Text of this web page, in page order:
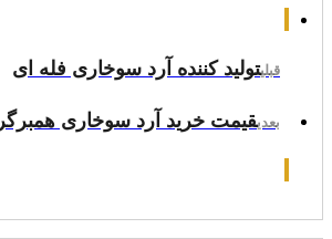
قبلیتولید کننده آرد سوخاری فله ای
بعدیقیمت خرید آرد سوخاری همبرگر